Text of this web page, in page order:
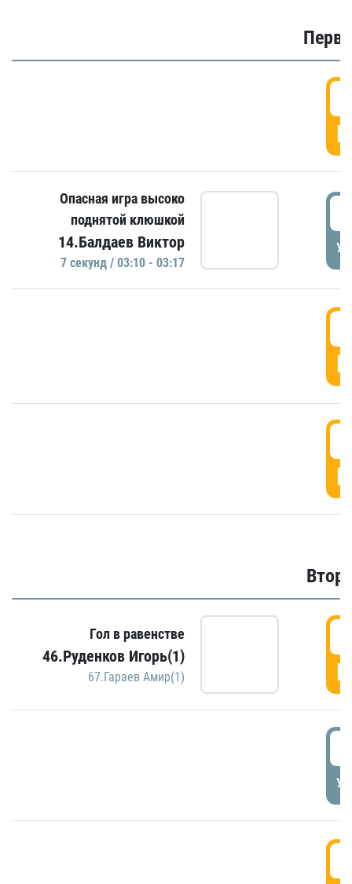
Опасная игра высоко
поднятой клюшкой
14.Балдаев Виктор
7 секунд / 03:10 - 03:17
Гол в равенстве
46.Руденков Игорь(1)
67.Гараев Амир(1)